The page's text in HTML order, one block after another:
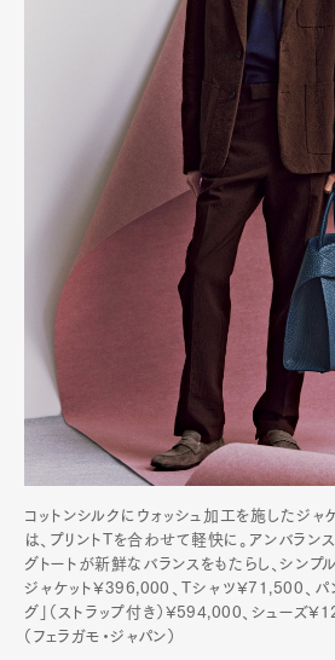
コットンシルクにウォッシュ加工を施したジャ
は、プリントTを合わせて軽快に。アンバラン
グトートが新鮮なバランスをもたらし、シンプ
ジャケット¥396,000、Tシャツ¥71,500、パ
グ」（ストラップ付き）¥594,000、シューズ
（フェラガモ・ジャパン）